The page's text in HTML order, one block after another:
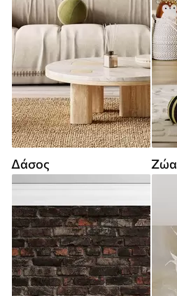
Δάσος Ζώα